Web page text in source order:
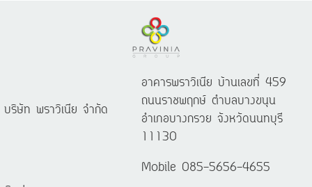
บริษัท พราวิเนีย จำกัด
อาคารพราวิเนีย บ้านเลขที่ 459
ถนนราชพฤกษ์ ตำบลบางขนุน
อำเภอบางกรวย จังหวัดนนทบุรี
11130
Mobile 085-5656-4655